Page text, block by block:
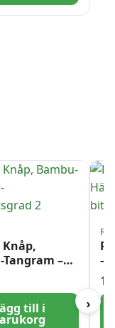
Knåp,
–
2
till i
–
›